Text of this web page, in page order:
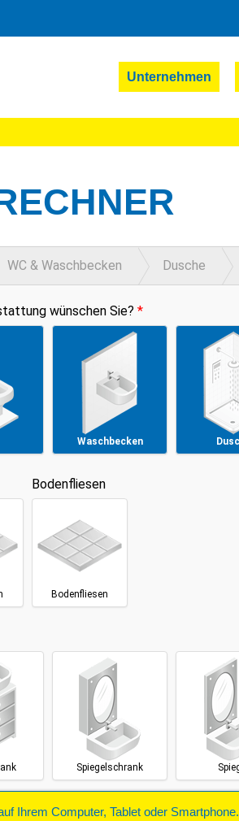
Unternehmen
Ihrem Computer, Tablet oder Smartphone.